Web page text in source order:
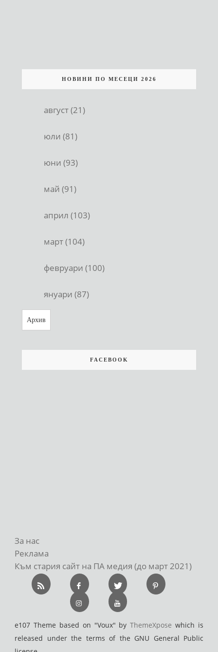
НОВИНИ ПО МЕСЕЦИ 2026
август (21)
юли (81)
юни (93)
май (91)
април (103)
март (104)
февруари (100)
януари (87)
Архив
FACEBOOK
За нас
Реклама
Към стария сайт на ПА медия (до март 2021)
e107 Theme based on "Voux" byThemeXpose which is
released under the terms of the GNU General Public